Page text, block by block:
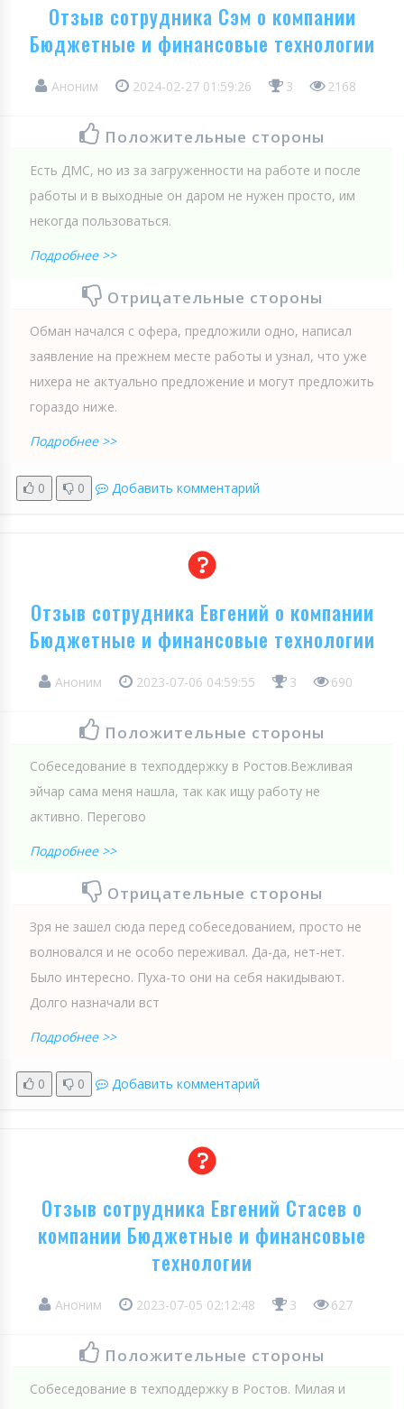
Отзыв сотрудника Сэм о компании
Бюджетные и финансовые технологии
Аноним 2024-02-27 01:59:26 3 2168
Положительные стороны
Есть ДМС, но из за загруженности на работе и после
работы и в выходные он даром не нужен просто, им
некогда пользоваться.
Подробнее >>
Отрицательные стороны
Обман начался с офера, предложили одно, написал
заявление на прежнем месте работы и узнал, что уже
нихера не актуально предложение и могут предложить
гораздо ниже.
Подробнее >>
0 0 Добавить комментарий
Отзыв сотрудника Евгений о компании
Бюджетные и финансовые технологии
Аноним 2023-07-06 04:59:55 3 690
Положительные стороны
Собеседование в техподдержку в Ростов.Вежливая
эйчар сама меня нашла, так как ищу работу не
активно. Перегово
Подробнее >>
Отрицательные стороны
Зря не зашел сюда перед собеседованием, просто не
волновался и не особо переживал. Да-да, нет-нет.
Было интересно. Пуха-то они на себя накидывают.
Долго назначали вст
Подробнее >>
0 0 Добавить комментарий
Отзыв сотрудника Евгений Стасев о
компании Бюджетные и финансовые
технологии
Аноним 2023-07-05 02:12:48 3 627
Положительные стороны
Собеседование в техподдержку в Ростов. Милая и